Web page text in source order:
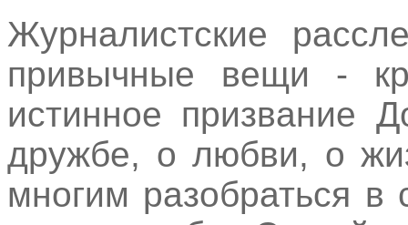
Журналистские
привычные вещи -
истинное призвание
дружбе, о любви, о
многим разобраться в